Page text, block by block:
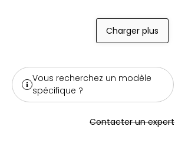
Charger plus
Vous recherchez un modèle
spécifique ?
Contacter un expert